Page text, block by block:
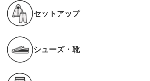
セットアップ
シューズ・靴